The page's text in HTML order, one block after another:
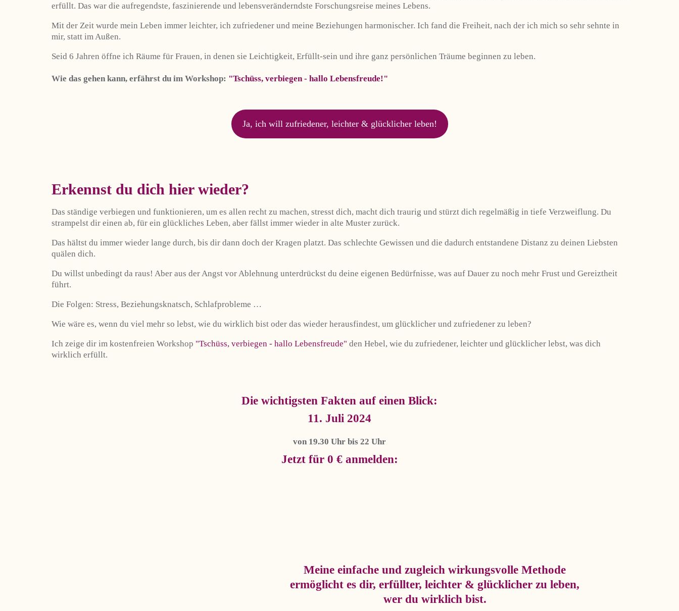
erfüllt. Das war die aufregendste, faszinierende und lebensveränderndste Forschungsreise meines Lebens.
Mit der Zeit wurde mein Leben immer leichter, ich zufriedener und meine Beziehungen harmonischer. Ich fand die Freiheit, nach der ich mich so sehr sehnte in
mir, statt im Außen.
Seid 6 Jahren öffne ich Räume für Frauen, in denen sie Leichtigkeit, Erfüllt-sein und ihre ganz persönlichen Träume beginnen zu leben.
Wie das gehen kann, erfährst du im Workshop: "Tschüss, verbiegen - hallo Lebensfreude!"
Ja, ich will zufriedener, leichter & glücklicher leben!
Erkennst du dich hier wieder?
Das ständige verbiegen und funktionieren, um es allen recht zu machen, stresst dich, macht dich traurig und stürzt dich regelmäßig in tiefe Verzweiflung. Du
strampelst dir einen ab, für ein glückliches Leben, aber fällst immer wieder in alte Muster zurück.
Das hältst du immer wieder lange durch, bis dir dann doch der Kragen platzt. Das schlechte Gewissen und die dadurch entstandene Distanz zu deinen Liebsten
quälen dich.
Du willst unbedingt da raus! Aber aus der Angst vor Ablehnung unterdrückst du deine eigenen Bedürfnisse, was auf Dauer zu noch mehr Frust und Gereiztheit
führt.
Die Folgen: Stress, Beziehungsknatsch, Schlafprobleme …
Wie wäre es, wenn du viel mehr so lebst, wie du wirklich bist oder das wieder herausfindest, um glücklicher und zufriedener zu leben?
Ich zeige dir im kostenfreien Workshop "Tschüss, verbiegen - hallo Lebensfreude" den Hebel, wie du zufriedener, leichter und glücklicher lebst, was dich
wirklich erfüllt.
Die wichtigsten Fakten auf einen Blick:
11. Juli 2024
von 19.30 Uhr bis 22 Uhr
Jetzt für 0 € anmelden:
Meine einfache und zugleich wirkungsvolle Methode
ermöglicht es dir, erfüllter, leichter & glücklicher zu leben,
wer du wirklich bist.